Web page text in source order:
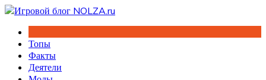
Перейти
содержимому
Топы
Факты
Деятели